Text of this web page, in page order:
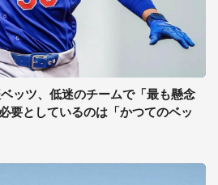
ッツ、低迷のチームで「最も懸念
要としているのは「かつてのベッ